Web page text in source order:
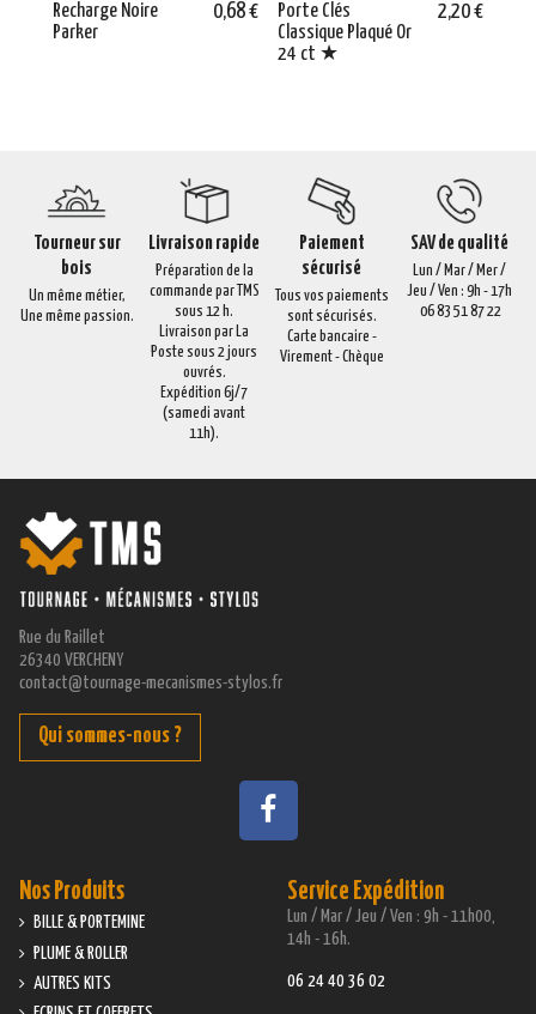
Recharge Noire
Parker
0,68 €
Porte Clés
Classique Plaqué Or
24 ct ★
2,20 €
Tourneur sur
bois
Un même métier,
Une même passion.
Livraison rapide
Préparation de la
commande par TMS
sous 12 h.
Livraison par La
Poste sous 2 jours
ouvrés.
Expédition 6j/7
(samedi avant
11h).
Paiement
sécurisé
Tous vos paiements
sont sécurisés.
Carte bancaire -
Virement - Chèque
SAV de qualité
Lun / Mar / Mer /
Jeu / Ven : 9h - 17h
06 83 51 87 22
Rue du Raillet
26340 VERCHENY
contact@tournage-mecanismes-stylos.fr
Qui sommes-nous ?
Service Expédition
Lun / Mar / Jeu / Ven : 9h - 11h00,
14h - 16h.
06 24 40 36 02
Nos Produits
BILLE & PORTEMINE
PLUME & ROLLER
AUTRES KITS